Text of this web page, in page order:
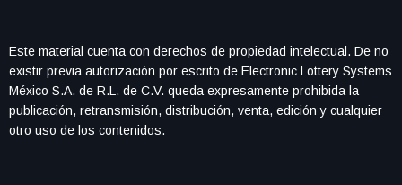
Este material cuenta con derechos de propiedad intelectual. De no
existir previa autorización por escrito de Electronic Lottery Systems
México S.A. de R.L. de C.V. queda expresamente prohibida la
publicación, retransmisión, distribución, venta, edición y cualquier
otro uso de los contenidos.